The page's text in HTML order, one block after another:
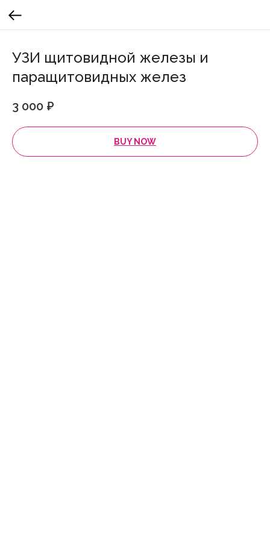
УЗИ щитовидной железы и
паращитовидных желез
3 000 ₽
BUY NOW